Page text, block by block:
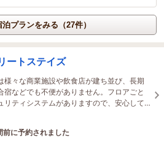
プランをみる（27件）
ートステイズ
様々な商業施設や飲食店が建ち並び、長期
宿などでも不便がありません。フロアごと
リティシステムがありますので、安心して
いただけます。
この宿を見ています